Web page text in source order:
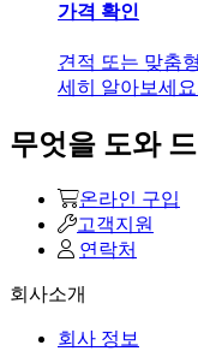
가격 확인
견적 또는 맞춤
세히 알아보세
무엇을 도와
온라인 구입
고객지원
연락처
회사소개
회사 정보